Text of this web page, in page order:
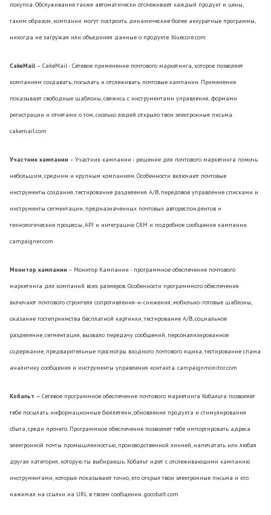
покупка. Обслуживание также автоматически отслеживает каждый продукт и цены,
таким образом, компании могут построить динамические более аккуратные программы,
никогда не загружая или объединяя данные о продукте. bluecore.com
CakeMail – CakeMail - Сетевое применение почтового маркетинга, которое позволяет
компаниям создавать, посылать и отслеживать почтовые кампании. Применение
показывает свободные шаблоны, свяжись с инструментами управления, формами
регистрации и отчетами о том, сколько людей открыло твои электронные письма.
cakemail.com
Участник кампании – Участник кампании - решение для почтового маркетинга помочь
небольшим, средним и крупным компаниям. Особенности включают почтовые
инструменты создания, тестирование разделения A/B, передовое управление списками и
инструменты сегментации, предназначенных почтовых автореспондентов и
технологические процессы, API и интеграцию CRM и подробное сообщение кампании.
campaigner.com
Монитор кампании – Монитор Кампании - программное обеспечение почтового
маркетинга для компаний всех размеров. Особенности программного обеспечения
включают почтового строителя сопротивления-и-снижения, мобильно-готовые шаблоны,
оказание гостеприимства бесплатной картинки, тестирование A/B, социальное
разделение, сегментация, вызвало передачу сообщений, персонализированное
содержание, предварительные просмотры входного почтового ящика, тестирование спама,
аналитику сообщения и инструменты управления контакта. campaignmonitor.com
Кобальт – Сетевое программное обеспечение почтового маркетинга Кобальта позволяет
тебе посылать информационные бюллетени, обновления продукта и стимулирования
сбыта, среди прочего. Программное обеспечение позволяет тебе импортировать адреса
электронной почты промышленностью, производственной линией, напечатать или любая
другая категория, которую ты выбираешь. Кобальт идет с отслеживающими кампанию
инструментами, которые показывают точно, кто открыл твои электронные письма и кто
нажимал на ссылки на URL в твоем сообщении. gocobalt.com